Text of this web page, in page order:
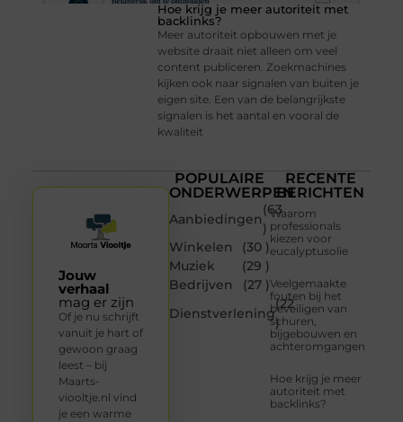
Hoe krijg je meer autoriteit met
backlinks?
Meer autoriteit opbouwen met je
website draait niet alleen om veel
content publiceren. Zoekmachines
kijken ook naar signalen van buiten je
eigen site. Een van de belangrijkste
signalen is het aantal en vooral de
kwaliteit
POPULAIRE
ONDERWERPEN
Aanbiedingen
(63
)
Winkelen
(30 )
Muziek
(29 )
Bedrijven
(27 )
Dienstverlening
(22
)
RECENTE
BERICHTEN
Waarom
professionals
kiezen voor
eucalyptusolie
Veelgemaakte
fouten bij het
beveiligen van
schuren,
bijgebouwen en
achteromgangen
Hoe krijg je meer
autoriteit met
backlinks?
Jouw
verhaal
mag er zijn
Of je nu schrijft
vanuit je hart of
gewoon graag
leest – bij
Maarts-
viooltje.nl vind
je een warme